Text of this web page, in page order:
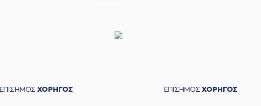
ΕΠΙΣΗΜΟΣ ΧΟΡΗΓΟΣ ΕΠΙΣΗΜΟΣ ΧΟΡΗΓΟΣ